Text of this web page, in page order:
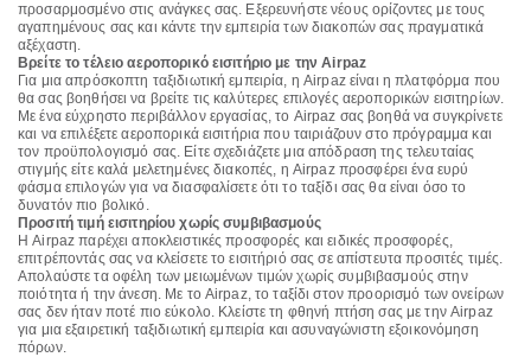
προσαρμοσμένο στις ανάγκες σας. Εξερευνήστε νέους ορίζοντες με τους
αγαπημένους σας και κάντε την εμπειρία των διακοπών σας πραγματικά
αξέχαστη.
Βρείτε το τέλειο αεροπορικό εισιτήριο με την Airpaz
Για μια απρόσκοπτη ταξιδιωτική εμπειρία, η Airpaz είναι η πλατφόρμα που
θα σας βοηθήσει να βρείτε τις καλύτερες επιλογές αεροπορικών εισιτηρίων.
Με ένα εύχρηστο περιβάλλον εργασίας, το Airpaz σας βοηθά να συγκρίνετε
και να επιλέξετε αεροπορικά εισιτήρια που ταιριάζουν στο πρόγραμμα και
τον προϋπολογισμό σας. Είτε σχεδιάζετε μια απόδραση της τελευταίας
στιγμής είτε καλά μελετημένες διακοπές, η Airpaz προσφέρει ένα ευρύ
φάσμα επιλογών για να διασφαλίσετε ότι το ταξίδι σας θα είναι όσο το
δυνατόν πιο βολικό.
Προσιτή τιμή εισιτηρίου χωρίς συμβιβασμούς
Η Airpaz παρέχει αποκλειστικές προσφορές και ειδικές προσφορές,
επιτρέποντάς σας να κλείσετε το εισιτήριό σας σε απίστευτα προσιτές τιμές.
Απολαύστε τα οφέλη των μειωμένων τιμών χωρίς συμβιβασμούς στην
ποιότητα ή την άνεση. Με το Airpaz, το ταξίδι στον προορισμό των ονείρων
σας δεν ήταν ποτέ πιο εύκολο. Κλείστε τη φθηνή πτήση σας με την Airpaz
για μια εξαιρετική ταξιδιωτική εμπειρία και ασυναγώνιστη εξοικονόμηση
πόρων.